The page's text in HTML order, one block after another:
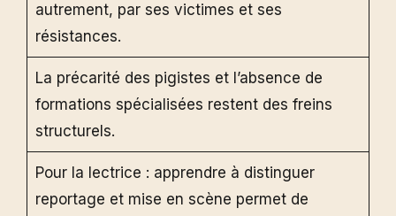
autrement, par ses victimes et ses
résistances.
La précarité des pigistes et l’absence de
formations spécialisées restent des freins
structurels.
Pour la lectrice : apprendre à distinguer
reportage et mise en scène permet de